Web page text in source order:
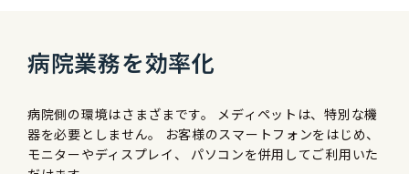
病院業務を効率化
病院側の環境はさまざまです。 メディペットは、特別な機
器を必要としません。 お客様のスマートフォンをはじめ、
モニターやディスプレイ、 パソコンを併用してご利用いた